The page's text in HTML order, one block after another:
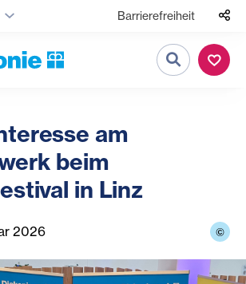
Barrierefreiheit
Suche
am
beim
in Linz
2026 ©